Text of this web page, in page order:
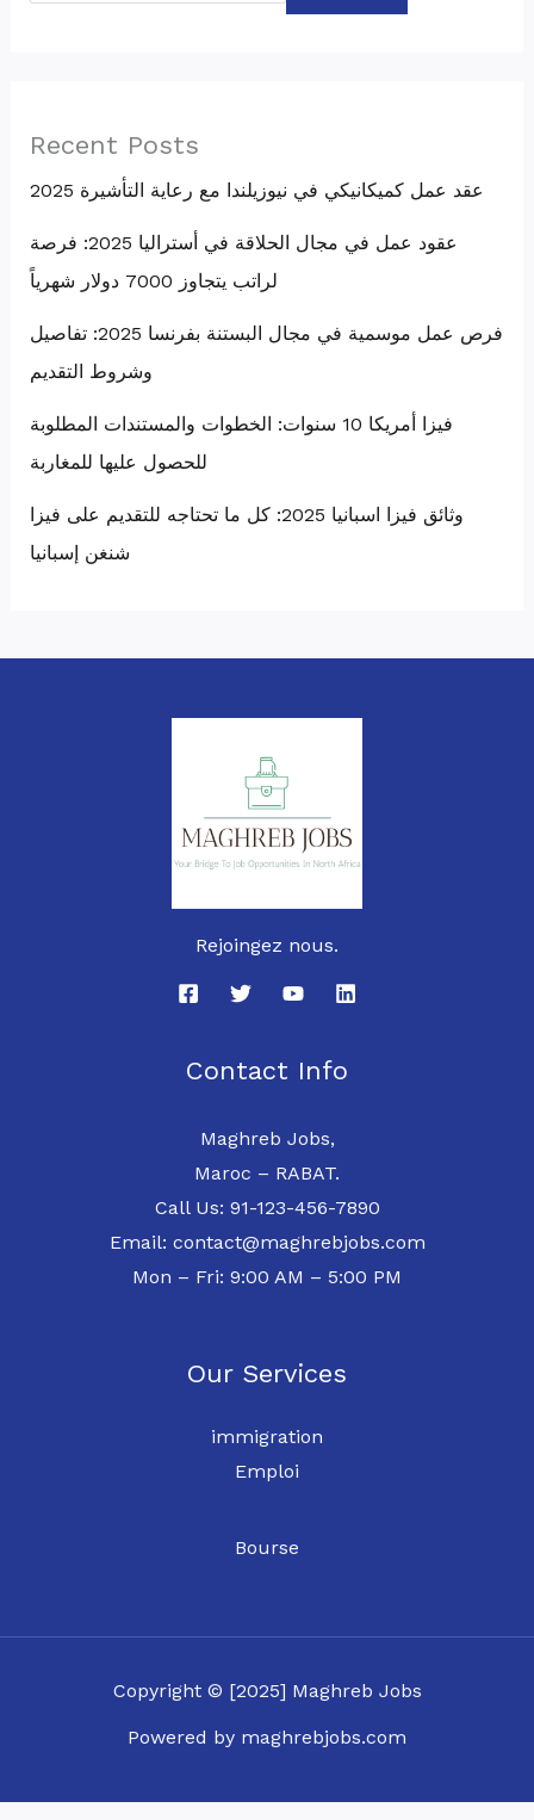
Recent Posts
عقد عمل كميكانيكي في نيوزيلندا مع رعاية التأشيرة 2025
عقود عمل في مجال الحلاقة في أستراليا 2025: فرصة
لراتب يتجاوز 7000 دولار شهرياً
فرص عمل موسمية في مجال البستنة بفرنسا 2025: تفاصيل
وشروط التقديم
فيزا أمريكا 10 سنوات: الخطوات والمستندات المطلوبة
للحصول عليها للمغاربة
وثائق فيزا اسبانيا 2025: كل ما تحتاجه للتقديم على فيزا
شنغن إسبانيا
Rejoingez nous.
Contact Info
Maghreb Jobs,
Maroc – RABAT.
Call Us: 91-123-456-7890
Email: contact@maghrebjobs.com
Mon – Fri: 9:00 AM – 5:00 PM
Our Services
immigration
Emploi
Bourse
Copyright © [2025] Maghreb Jobs
Powered by maghrebjobs.com